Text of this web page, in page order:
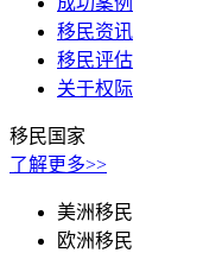
移民资讯
移民评估
关于权际
移民国家
了解更多>>
美洲移民
欧洲移民